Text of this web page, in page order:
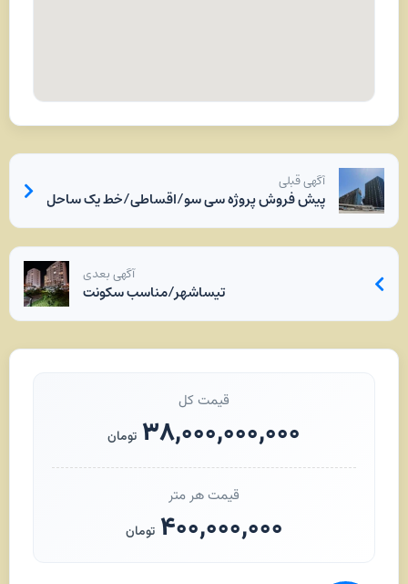
آگهی قبلی
پیش فروش پروژه سی سو/اقساطی/خط یک ساحل
آگهی بعدی
تیساشهر/مناسب سکونت
قیمت کل
۳۸,۰۰۰,۰۰۰,۰۰۰ تومان
قیمت هر متر
۴۰۰,۰۰۰,۰۰۰ تومان